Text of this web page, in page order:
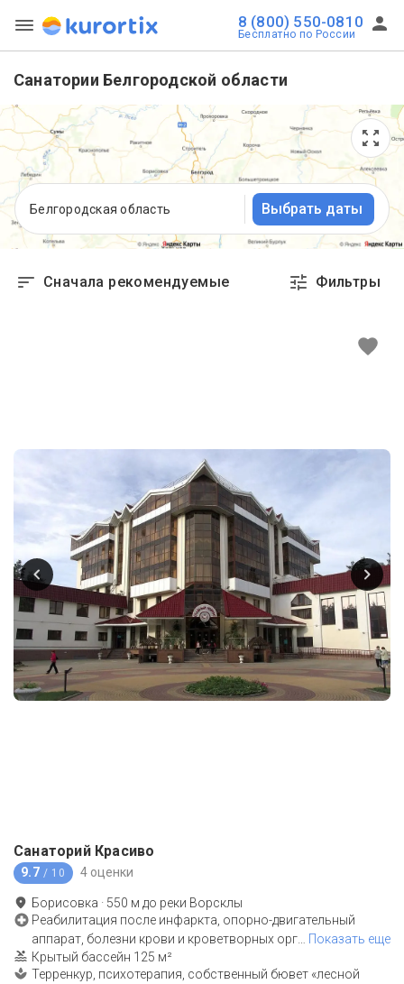
8 (800) 550-0810
Бесплатно по России
Санатории Белгородской области
Белгородская область Выбрать даты
Сначала рекомендуемые Фильтры
Санаторий Красиво
9.7 / 10 4 оценки
Борисовка · 550 м до реки Ворсклы
Реабилитация после инфаркта, опорно-двигательный
аппарат, болезни крови и кроветворных орг
Показать еще
Крытый бассейн 125 м²
Терренкур, психотерапия, собственный бювет «лесной